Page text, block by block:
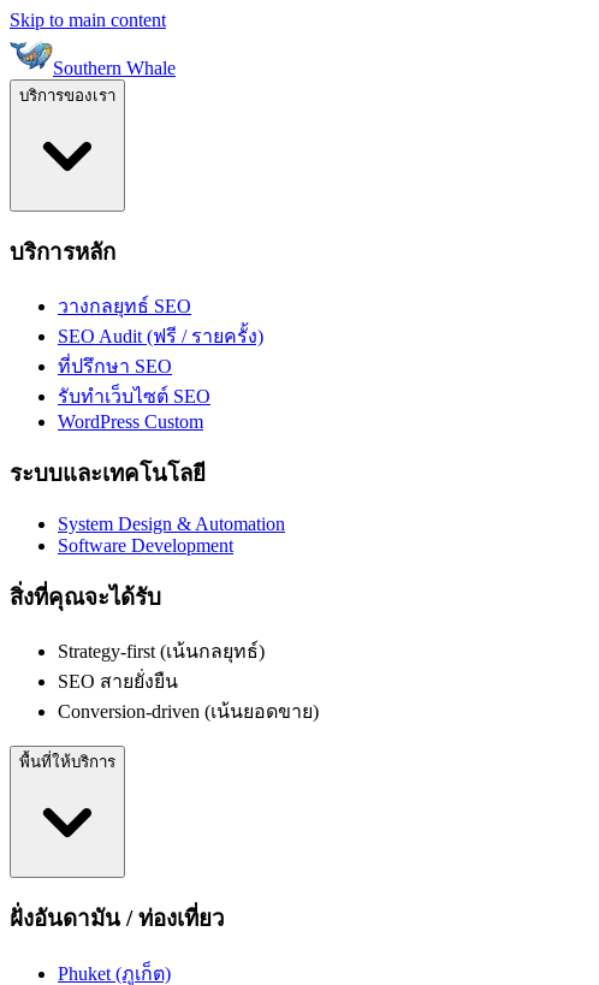
Skip to main content
Southern Whale
บริการของเรา
บริการหลัก
วางกลยุทธ์ SEO
SEO Audit (ฟรี / รายครั้ง)
ที่ปรึกษา SEO
รับทำเว็บไซต์ SEO
WordPress Custom
ระบบและเทคโนโลยี
System Design & Automation
Software Development
สิ่งที่คุณจะได้รับ
Strategy-first (เน้นกลยุทธ์)
SEO สายยั่งยืน
Conversion-driven (เน้นยอดขาย)
พื้นที่ให้บริการ
ฝั่งอันดามัน / ท่องเที่ยว
Phuket (ภูเก็ต)